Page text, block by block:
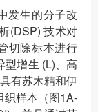
发生的分子改
(DSP) 技术对
切除标本进行
型增生 (L)、高
有苏木精和伊
织样本（图1A-